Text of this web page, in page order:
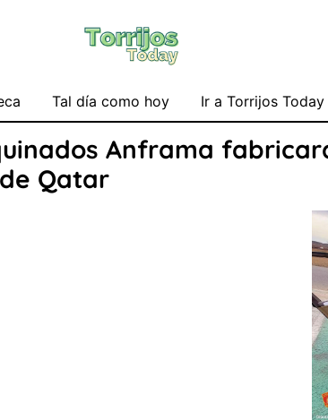
Tal día como hoy Ir a Torrijos Today
Anframa
Qatar